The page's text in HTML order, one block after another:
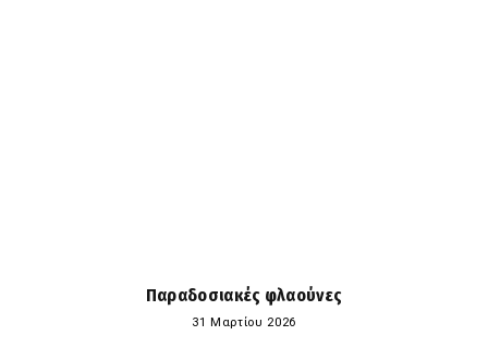
Παραδοσιακές φλαούνες
31 Μαρτίου 2026